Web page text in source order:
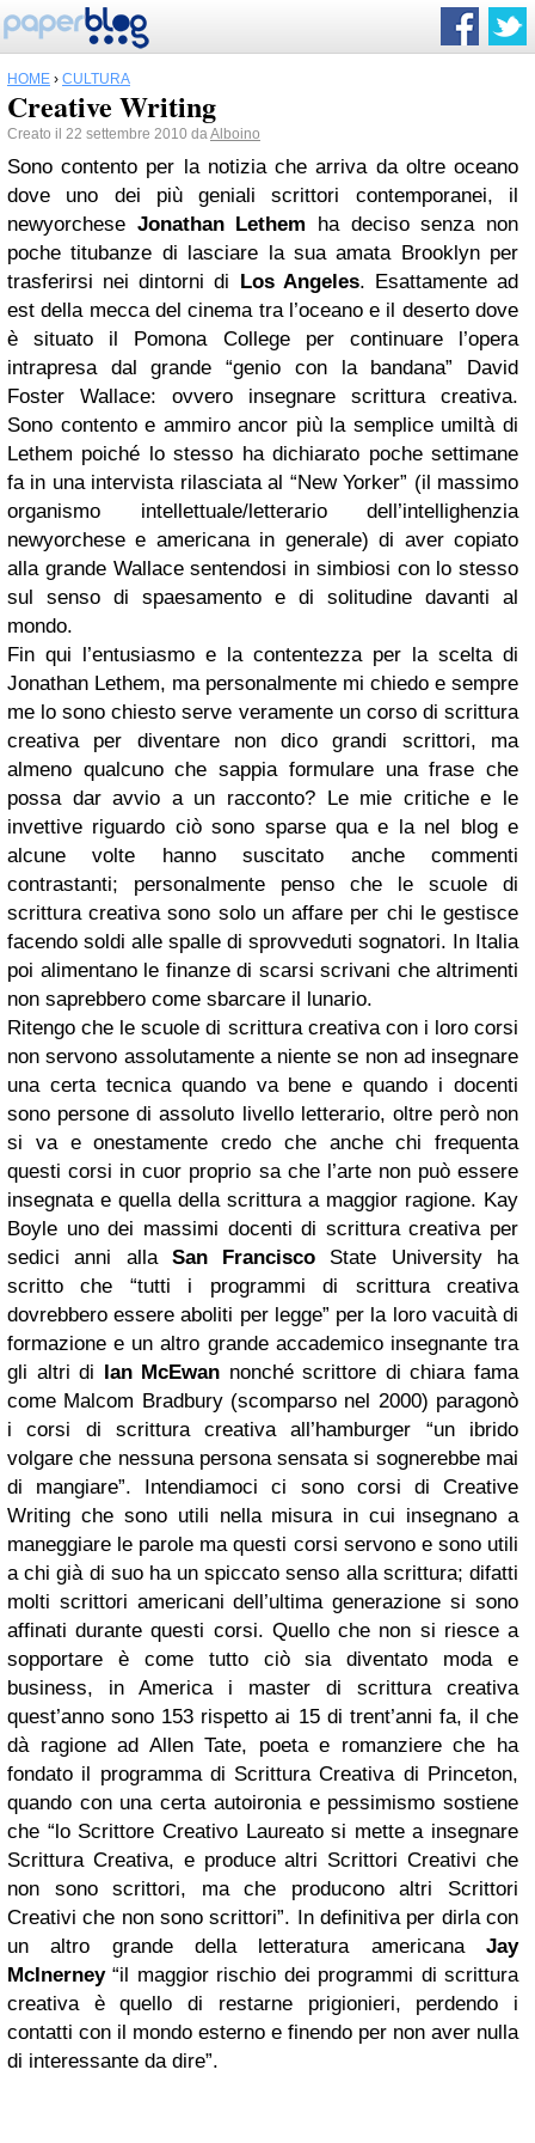
HOME › CULTURA
Creative Writing
Creato il 22 settembre 2010 daAlboino
Sono contento per la notizia che arriva da oltre oceano
dove uno dei più geniali scrittori contemporanei, il
newyorchese Jonathan Lethem ha deciso senza non
poche titubanze di lasciare la sua amata Brooklyn per
trasferirsi nei dintorni di Los Angeles. Esattamente ad
est della mecca del cinema tra l’oceano e il deserto dove
è situato il Pomona College per continuare l’opera
intrapresa dal grande “genio con la bandana” David
Foster Wallace: ovvero insegnare scrittura creativa.
Sono contento e ammiro ancor più la semplice umiltà di
Lethem poiché lo stesso ha dichiarato poche settimane
fa in una intervista rilasciata al “New Yorker” (il massimo
organismo intellettuale/letterario dell’intellighenzia
newyorchese e americana in generale) di aver copiato
alla grande Wallace sentendosi in simbiosi con lo stesso
sul senso di spaesamento e di solitudine davanti al
mondo.
Fin qui l’entusiasmo e la contentezza per la scelta di
Jonathan Lethem, ma personalmente mi chiedo e sempre
me lo sono chiesto serve veramente un corso di scrittura
creativa per diventare non dico grandi scrittori, ma
almeno qualcuno che sappia formulare una frase che
possa dar avvio a un racconto? Le mie critiche e le
invettive riguardo ciò sono sparse qua e la nel blog e
alcune volte hanno suscitato anche commenti
contrastanti; personalmente penso che le scuole di
scrittura creativa sono solo un affare per chi le gestisce
facendo soldi alle spalle di sprovveduti sognatori. In Italia
poi alimentano le finanze di scarsi scrivani che altrimenti
non saprebbero come sbarcare il lunario.
Ritengo che le scuole di scrittura creativa con i loro corsi
non servono assolutamente a niente se non ad insegnare
una certa tecnica quando va bene e quando i docenti
sono persone di assoluto livello letterario, oltre però non
si va e onestamente credo che anche chi frequenta
questi corsi in cuor proprio sa che l’arte non può essere
insegnata e quella della scrittura a maggior ragione. Kay
Boyle uno dei massimi docenti di scrittura creativa per
sedici anni alla San Francisco State University ha
scritto che “tutti i programmi di scrittura creativa
dovrebbero essere aboliti per legge” per la loro vacuità di
formazione e un altro grande accademico insegnante tra
gli altri di Ian McEwan nonché scrittore di chiara fama
come Malcom Bradbury (scomparso nel 2000) paragonò
i corsi di scrittura creativa all’hamburger “un ibrido
volgare che nessuna persona sensata si sognerebbe mai
di mangiare”. Intendiamoci ci sono corsi di Creative
Writing che sono utili nella misura in cui insegnano a
maneggiare le parole ma questi corsi servono e sono utili
a chi già di suo ha un spiccato senso alla scrittura; difatti
molti scrittori americani dell’ultima generazione si sono
affinati durante questi corsi. Quello che non si riesce a
sopportare è come tutto ciò sia diventato moda e
business, in America i master di scrittura creativa
quest’anno sono 153 rispetto ai 15 di trent’anni fa, il che
dà ragione ad Allen Tate, poeta e romanziere che ha
fondato il programma di Scrittura Creativa di Princeton,
quando con una certa autoironia e pessimismo sostiene
che “lo Scrittore Creativo Laureato si mette a insegnare
Scrittura Creativa, e produce altri Scrittori Creativi che
non sono scrittori, ma che producono altri Scrittori
Creativi che non sono scrittori”. In definitiva per dirla con
un altro grande della letteratura americana Jay
McInerney“il maggior rischio dei programmi di scrittura
creativa è quello di restarne prigionieri, perdendo i
contatti con il mondo esterno e finendo per non aver nulla
di interessante da dire”.